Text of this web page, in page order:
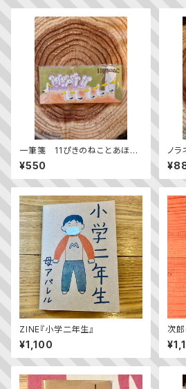
一筆箋 11ぴきのねことあほう
どり
¥550
ノ
on
ZINE『小学二年生』
¥1,100
次郎
答集